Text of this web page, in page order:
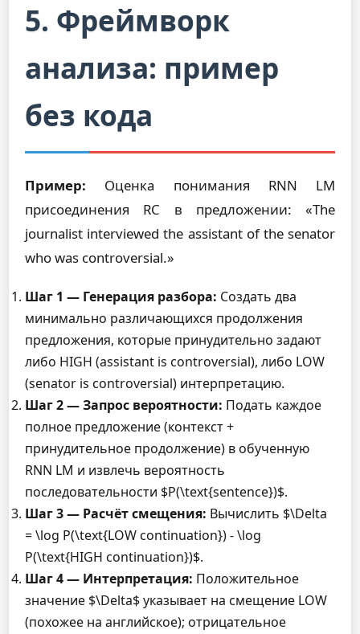
5. Фреймворк
анализа: пример
без кода
Пример: Оценка понимания RNN LM
присоединения RC в предложении: «The
journalist interviewed the assistant of the senator
who was controversial.»
Шаг 1 — Генерация разбора: Создать два
минимально различающихся продолжения
предложения, которые принудительно задают
либо HIGH (assistant is controversial), либо LOW
(senator is controversial) интерпретацию.
Шаг 2 — Запрос вероятности: Подать каждое
полное предложение (контекст +
принудительное продолжение) в обученную
RNN LM и извлечь вероятность
последовательности $P(\text{sentence})$.
Шаг 3 — Расчёт смещения: Вычислить $\Delta
= \log P(\text{LOW continuation}) - \log
P(\text{HIGH continuation})$.
Шаг 4 — Интерпретация: Положительное
значение $\Delta$ указывает на смещение LOW
(похожее на английское); отрицательное